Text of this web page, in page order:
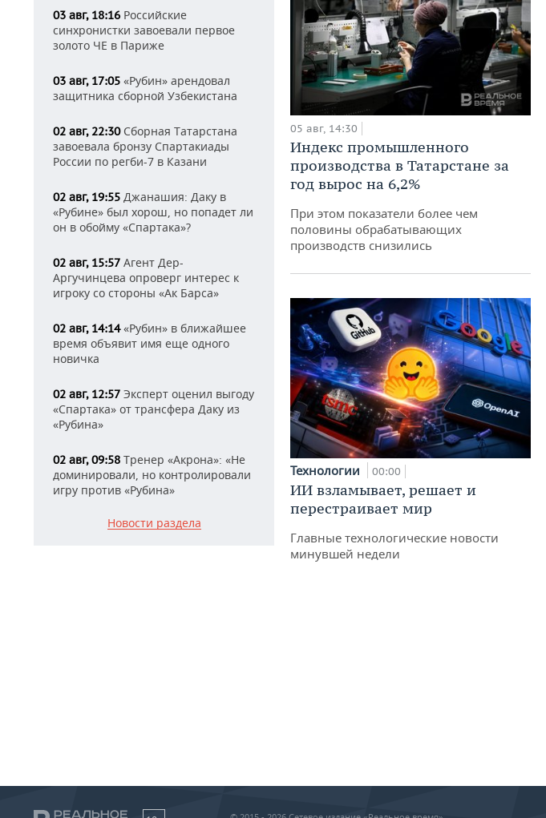
03 авг, 18:16 Российские
синхронистки завоевали первое
золото ЧЕ в Париже
03 авг, 17:05 «Рубин» арендовал
защитника сборной Узбекистана
02 авг, 22:30Сборная Татарстана
завоевала бронзу Спартакиады
России по регби-7 в Казани
02 авг, 19:55 Джанашия: Даку в
«Рубине» был хорош, но попадет ли
он в обойму «Спартака»?
02 авг, 15:57 Агент Дер-
Аргучинцева опроверг интерес к
игроку со стороны «Ак Барса»
02 авг, 14:14«Рубин» в ближайшее
время объявит имя еще одного
новичка
02 авг, 12:57 Эксперт оценил выгоду
«Спартака» от трансфера Даку из
«Рубина»
02 авг, 09:58 Тренер «Акрона»: «Не
доминировали, но контролировали
игру против «Рубина»
Новости раздела
05 авг, 14:30
Индекс промышленного
производства в Татарстане за
год вырос на 6,2%
При этом показатели более чем
половины обрабатывающих
производств снизились
Технологии 00:00
ИИ взламывает, решает и
перестраивает мир
Главные технологические новости
минувшей недели